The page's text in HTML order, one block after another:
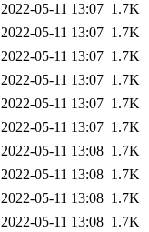
2022-05-11 13:07 1.7K
2022-05-11 13:07 1.7K
2022-05-11 13:07 1.7K
2022-05-11 13:07 1.7K
2022-05-11 13:07 1.7K
2022-05-11 13:07 1.7K
2022-05-11 13:08 1.7K
2022-05-11 13:08 1.7K
2022-05-11 13:08 1.7K
2022-05-11 13:08 1.7K